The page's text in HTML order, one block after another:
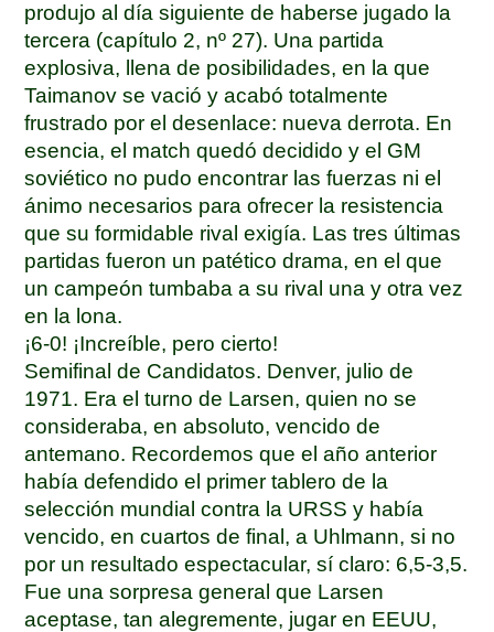
produjo al día siguiente de haberse jugado la
tercera (capítulo 2, nº 27). Una partida
explosiva, llena de posibilidades, en la que
Taimanov se vació y acabó totalmente
frustrado por el desenlace: nueva derrota. En
esencia, el match quedó decidido y el GM
soviético no pudo encontrar las fuerzas ni el
ánimo necesarios para ofrecer la resistencia
que su formidable rival exigía. Las tres últimas
partidas fueron un patético drama, en el que
un campeón tumbaba a su rival una y otra vez
en la lona.
¡6-0! ¡Increíble, pero cierto!
Semifinal de Candidatos. Denver, julio de
1971. Era el turno de Larsen, quien no se
consideraba, en absoluto, vencido de
antemano. Recordemos que el año anterior
había defendido el primer tablero de la
selección mundial contra la URSS y había
vencido, en cuartos de final, a Uhlmann, si no
por un resultado espectacular, sí claro: 6,5-3,5.
Fue una sorpresa general que Larsen
aceptase, tan alegremente, jugar en EEUU,